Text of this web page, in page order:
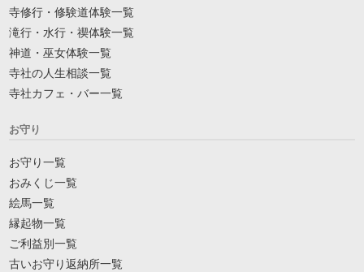
寺修行・修験道体験一覧
滝行・水行・禊体験一覧
神道・巫女体験一覧
寺社の人生相談一覧
寺社カフェ・バー一覧
お守り
お守り一覧
おみくじ一覧
絵馬一覧
縁起物一覧
ご利益別一覧
古いお守り返納所一覧